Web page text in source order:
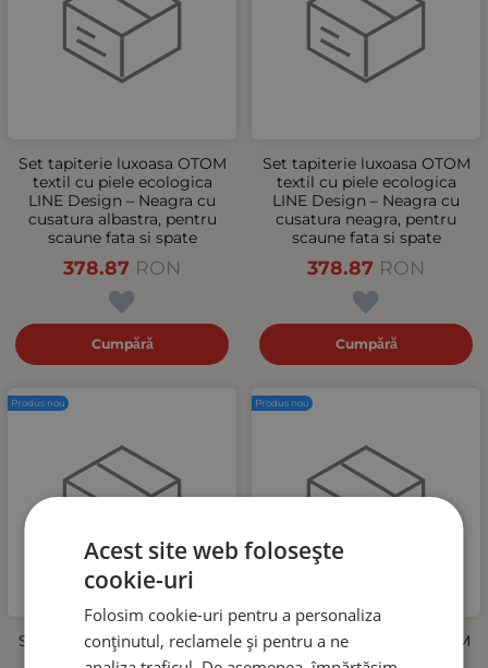
Set tapiterie luxoasa OTOM
textil cu piele ecologica
LINE Design – Neagra cu
cusatura albastra, pentru
scaune fata si spate
378.87 RON
Cumpără
Set tapiterie luxoasa OTOM
textil cu piele ecologica
LINE Design – Neagra cu
cusatura neagra, pentru
scaune fata si spate
378.87 RON
Cumpără
Set tapiterie luxoasa OTOM
textil cu piele ecologica
Produs nou
Set tapiterie luxoasa OTOM
textil cu piele ecologica
Produs nou
Acest site web folosește
cookie-uri
Folosim cookie-uri pentru a personaliza
conținutul, reclamele și pentru a ne